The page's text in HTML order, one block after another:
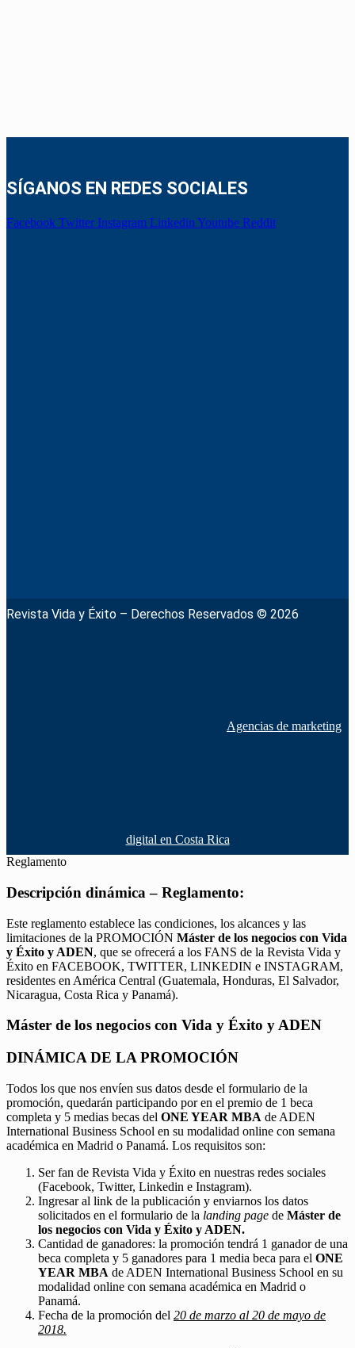
SÍGANOS EN REDES SOCIALES
Facebook Twitter Instagram Linkedin Youtube Reddit
Revista Vida y Éxito – Derechos Reservados © 2026
Agencias de marketing
digital en Costa Rica
Reglamento
Descripción dinámica – Reglamento:
Este reglamento establece las condiciones, los alcances y las
limitaciones de la PROMOCIÓN Máster de los negocios con Vida
y Éxito y ADEN, que se ofrecerá a los FANS de la Revista Vida y
Éxito en FACEBOOK, TWITTER, LINKEDIN e INSTAGRAM,
residentes en América Central (Guatemala, Honduras, El Salvador,
Nicaragua, Costa Rica y Panamá).
Máster de los negocios con Vida y Éxito y ADEN
DINÁMICA DE LA PROMOCIÓN
Todos los que nos envíen sus datos desde el formulario de la
promoción, quedarán participando por en el premio de 1 beca
completa y 5 medias becas del ONE YEAR MBA de ADEN
International Business School en su modalidad online con semana
académica en Madrid o Panamá. Los requisitos son:
Ser fan de Revista Vida y Éxito en nuestras redes sociales
(Facebook, Twitter, Linkedin e Instagram).
Ingresar al link de la publicación y enviarnos los datos
solicitados en el formulario de la landing page de Máster de
los negocios con Vida y Éxito y ADEN.
Cantidad de ganadores: la promoción tendrá 1 ganador de una
beca completa y 5 ganadores para 1 media beca para el ONE
YEAR MBA de ADEN International Business School en su
modalidad online con semana académica en Madrid o
Panamá.
Fecha de la promoción del 20 de marzo al 20 de mayo de
2018.